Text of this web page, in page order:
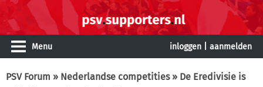
Menu inloggen aanmelden
PSV Forum » Nederlandse competities» De Eredivisie is